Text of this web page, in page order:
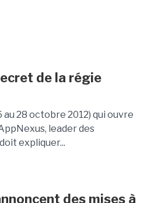
de la régie
28 octobre 2012) qui ouvre
leader des
expliquer...
des mises à